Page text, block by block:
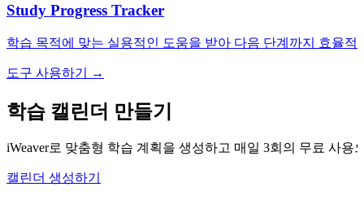
Study Progress Tracker
학습 목적에 맞는 실용적인 도움을 받아 다음 단계까지 효율적
도구 사용하기 →
학습 캘린더 만들기
iWeaver로 맞춤형 학습 계획을 생성하고 매일 3회의 무료 사
캘린더 생성하기